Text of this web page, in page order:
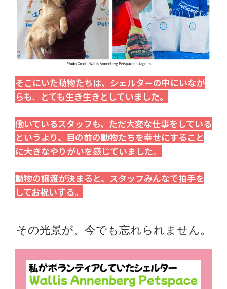
そこにいた動物たちは、シェルターの中にいなが
らも、とても生き生きとしていました。
働いているスタッフも、ただ大変な仕事をしている
というより、目の前の動物たちを幸せにすること
に大きなやりがいを感じていました。
動物の譲渡が決まると、スタッフみんなで拍手を
してお祝いする。
その光景が、今でも忘れられません。